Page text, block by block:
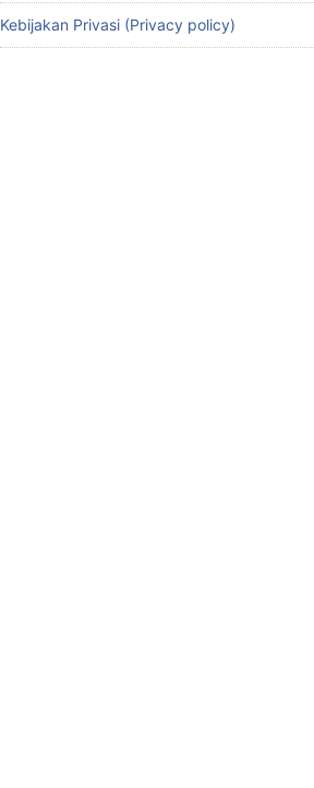
Kebijakan Privasi (Privacy policy)